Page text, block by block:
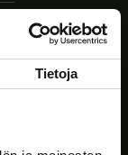
Tietoja